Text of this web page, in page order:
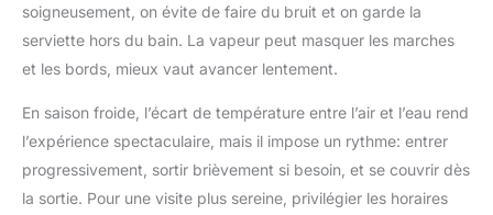
soigneusement, on évite de faire du bruit et on garde la
serviette hors du bain. La vapeur peut masquer les marches
et les bords, mieux vaut avancer lentement.
En saison froide, l’écart de température entre l’air et l’eau rend
l’expérience spectaculaire, mais il impose un rythme: entrer
progressivement, sortir brièvement si besoin, et se couvrir dès
la sortie. Pour une visite plus sereine, privilégier les horaires